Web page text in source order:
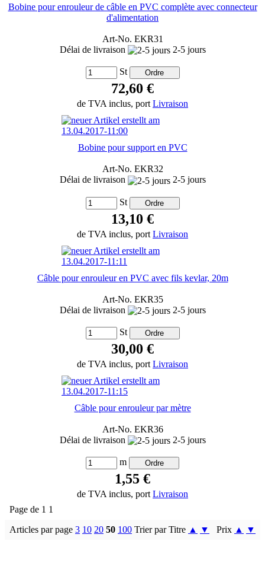
Bobine pour enrouleur de câble en PVC complète avec connecteur
d'alimentation
Art-No. EKR31
Délai de livraison
2-5 jours
St
72,60 €
de TVA inclus, port Livraison
Bobine pour support en PVC
Art-No. EKR32
Délai de livraison
2-5 jours
St
13,10 €
de TVA inclus, port Livraison
Câble pour enrouleur en PVC avec fils kevlar, 20m
Art-No. EKR35
Délai de livraison
2-5 jours
St
30,00 €
de TVA inclus, port Livraison
Câble pour enrouleur par mètre
Art-No. EKR36
Délai de livraison
2-5 jours
m
1,55 €
de TVA inclus, port Livraison
Page de 1 1
Articles par page 3 10 20 50 100 Trier par Titre ▲ ▼ Prix ▲ ▼